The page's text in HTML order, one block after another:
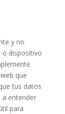
y no
o dispositivo
que
tus datos
a entender
para